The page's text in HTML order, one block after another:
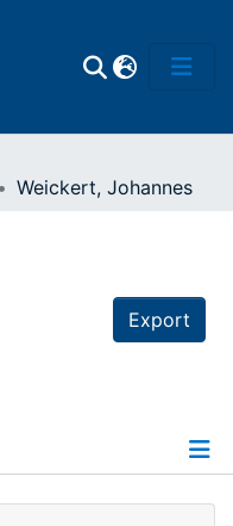
Weickert, Johannes
Export